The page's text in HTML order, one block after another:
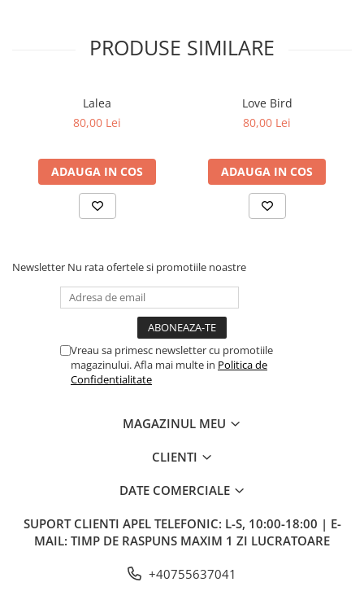
PRODUSE SIMILARE
Lalea
80,00 Lei
ADAUGA IN COS
Love Bird
80,00 Lei
ADAUGA IN COS
Newsletter Nu rata ofertele si promotiile noastre
Vreau sa primesc newsletter cu promotiile
magazinului. Afla mai multe in Politica de
Confidentialitate
MAGAZINUL MEU
CLIENTI
DATE COMERCIALE
SUPORT CLIENTI APEL TELEFONIC: L-S, 10:00-18:00 | E-
MAIL: TIMP DE RASPUNS MAXIM 1 ZI LUCRATOARE
+40755637041